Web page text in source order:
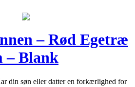
– Rød Egetræ
– Blank
din søn eller datter en forkærlighed for